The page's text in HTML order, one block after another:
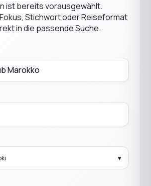
ist bereits vorausgewählt.
Stichwort oder Reiseformat
in die passende Suche.